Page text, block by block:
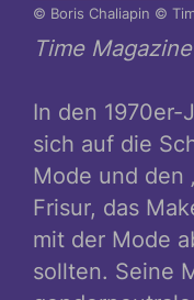
© Boris Chaliapin ©
Time
In den
sich auf die
Mode und den
Frisur, das
mit der Mode
sollten. Seine